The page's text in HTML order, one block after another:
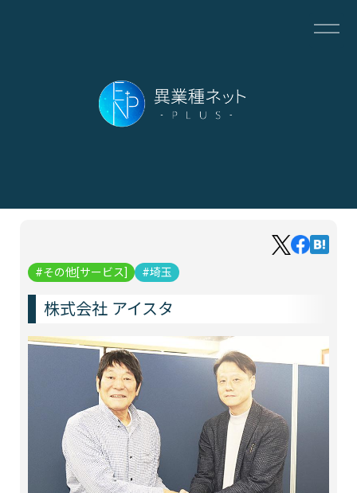
その他[サービス] 埼玉
株式会社 アイスタ